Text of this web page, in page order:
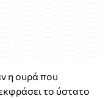
η ουρά που
το ύστατο